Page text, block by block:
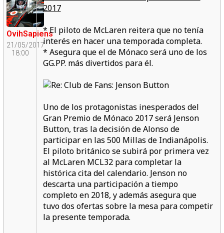
OvihSapiens
21/05/2017
18:00
2017
* El piloto de McLaren reitera que no tenía
interés en hacer una temporada completa.
* Asegura que el de Mónaco será uno de los
GG.PP. más divertidos para él.
Uno de los protagonistas inesperados del
Gran Premio de Mónaco 2017 será Jenson
Button, tras la decisión de Alonso de
participar en las 500 Millas de Indianápolis.
El piloto británico se subirá por primera vez
al McLaren MCL32 para completar la
histórica cita del calendario. Jenson no
descarta una participación a tiempo
completo en 2018, y además asegura que
tuvo dos ofertas sobre la mesa para competir
la presente temporada.